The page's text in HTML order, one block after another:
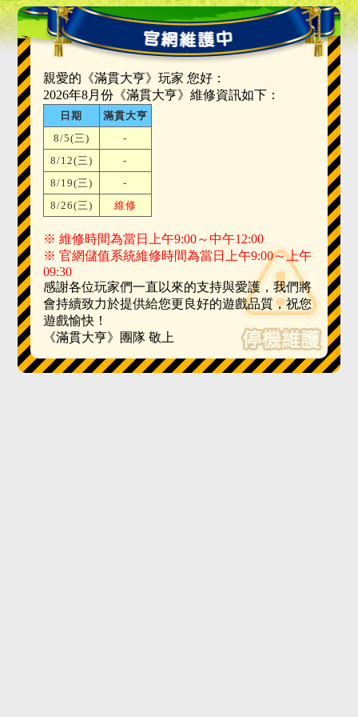
親愛的《滿貫大亨》玩家 您好：
2026年8月份《滿貫大亨》維修資訊如下：
日期
滿貫大亨
8/5(三)
-
8/12(三)
-
8/19(三)
-
8/26(三)
維修
※ 維修時間為當日上午9:00～中午12:00
※ 官網儲值系統維修時間為當日上午9:00～上午
09:30
感謝各位玩家們一直以來的支持與愛護，我們將
會持續致力於提供給您更良好的遊戲品質，祝您
遊戲愉快！
《滿貫大亨》團隊 敬上